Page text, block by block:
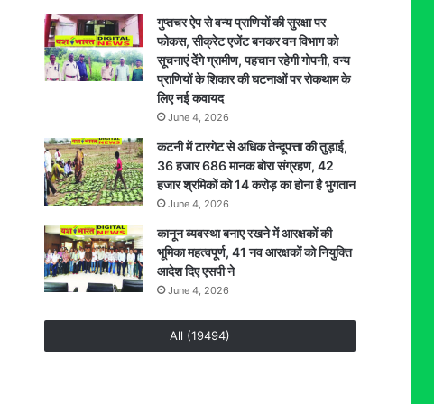
प्रतिभा,
विजेता
राज्य
स्तर
भोपाल
का
प्रतिनिधित्व
गुप्तचर ऐप से वन्य प्राणियों की सुरक्षा पर
फोकस, सीक्रेट एजेंट बनकर वन विभाग को
सूचनाएं देेंगे ग्रामीण, पहचान रहेगी गोपनी, वन्य
प्राणियों के शिकार की घटनाओं पर रोकथाम के
लिए नई कवायद
June 4, 2026
कटनी में टारगेट से अधिक तेन्दूपत्ता की तुड़ाई,
36 हजार 686 मानक बोरा संग्रहण, 42
हजार श्रमिकों को 14 करोड़ का होना है भुगतान
June 4, 2026
कानून व्यवस्था बनाए रखने में आरक्षकों की
भूमिका महत्वपूर्ण, 41 नव आरक्षकों को नियुक्ति
आदेश दिए एसपी ने
June 4, 2026
All (19494)